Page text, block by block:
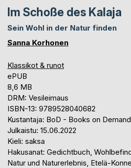
Im Schoße des Kalaja
Sein Wohl in der Natur finden
Sanna Korhonen
Klassikot & runot
ePUB
8,6 MB
DRM: Vesileimaus
ISBN-13: 9789528040682
Kustantaja: BoD - Books on Demand
Julkaistu: 15.06.2022
Kieli: saksa
Hakusanat: Gedichtbuch,
Natur und Naturerlebnis, Etelä-